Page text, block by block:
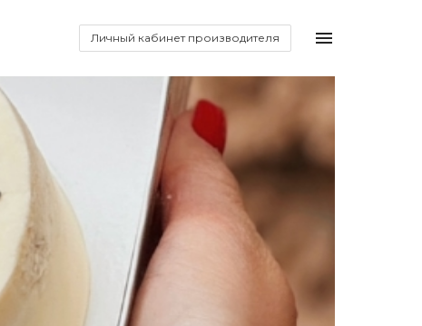
Личный кабинет производителя